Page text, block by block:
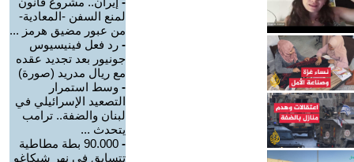
لمنع السفن -المعادية-
من عبور مضيق هرمز ...
- رد فعل فينيسيوس
جونيور بعد تجديد عقده
مع ريال مدريد (صورة)
- وسط استمرار
التصعيد الإسرائيلي في
لبنان والضفة.. ترامب
يتحدث ...
-
90.000 بطة مطاطية
تتسابق في نهر شيكاغو